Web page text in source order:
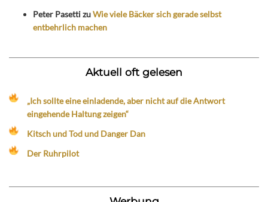
Peter PasettizuWie viele Bäcker sich gerade selbst
entbehrlich machen
Aktuell oft gelesen
„Ich sollte eine einladende, aber nicht auf die Antwort
eingehende Haltung zeigen“
Kitsch und Tod und Danger Dan
Der Ruhrpilot